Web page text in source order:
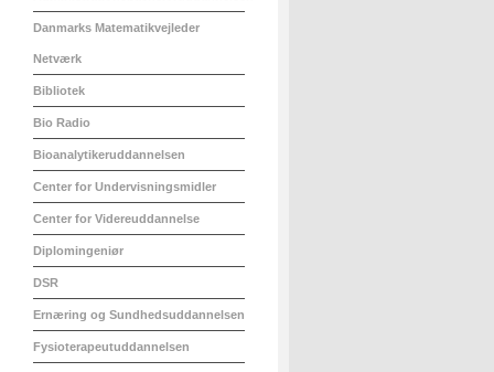
Danmarks Matematikvejleder
Netværk
Bibliotek
Bio Radio
Bioanalytikeruddannelsen
Center for Undervisningsmidler
Center for Videreuddannelse
Diplomingeniør
DSR
Ernæring og Sundhedsuddannelsen
Fysioterapeutuddannelsen